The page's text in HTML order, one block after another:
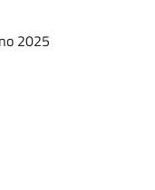
2025